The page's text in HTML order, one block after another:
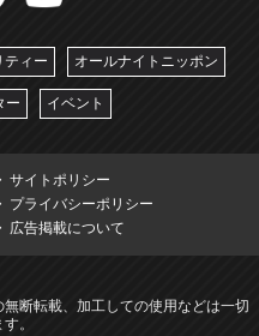
ティー オールナイトニッポン
ー イベント
サイトポリシー
プライバシーポリシー
広告掲載について
断転載、加工しての使用などは一切
。